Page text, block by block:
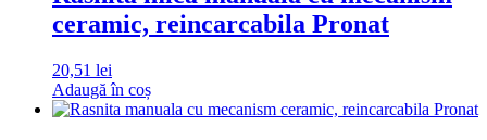
ceramic, reincarcabila Pronat
20,51 lei
Adaugă în coș